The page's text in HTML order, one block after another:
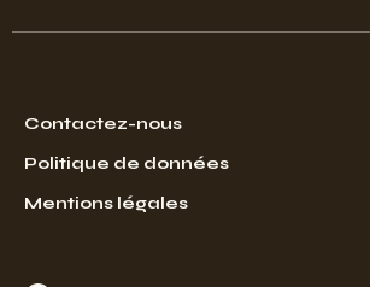
Contactez-nous
Politique de données
Mentions légales